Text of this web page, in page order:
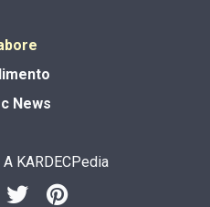
News
KARDECPedia